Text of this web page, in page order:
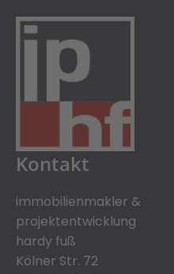
Kontakt
immobilienmakler &
projektentwicklung
hardy fuß
Kölner Str. 72